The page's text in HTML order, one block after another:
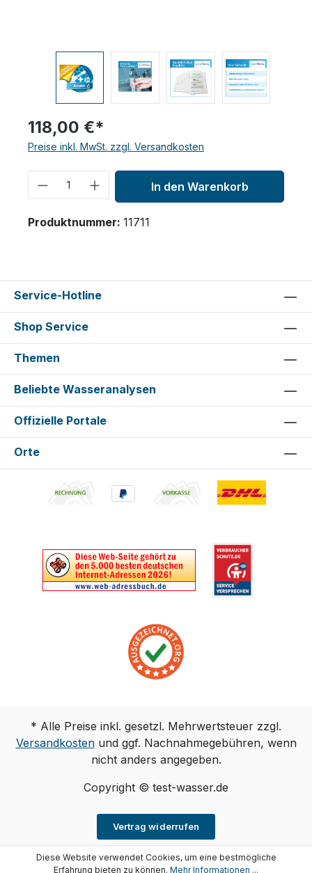
118,00 €*
Preise inkl. MwSt. zzgl. Versandkosten
Produkt Anzahl: Gib den
In den Warenkorb
Produktnummer: 11711
Service-Hotline
Shop Service
Themen
Beliebte Wasseranalysen
Offizielle Portale
Orte
* Alle Preise inkl. gesetzl. Mehrwertsteuer zzgl.
Versandkostenund ggf. Nachnahmegebühren, wenn
nicht anders angegeben.
Copyright © test-wasser.de
Diese Website verwendet Cookies, um eine bestmögliche
Erfahrung bieten zu können. Mehr Informationen ...
Vertrag widerrufen